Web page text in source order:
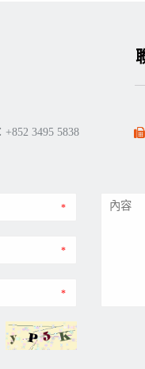
+852 3495 5838